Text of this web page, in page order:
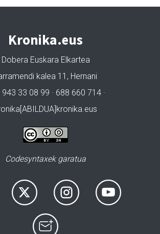
Kronika.eus
Dobera Euskara Elkartea
kalea 11, Hernani
943 33 08 99 · 688 660 714 ·
Codesyntaxek garatua